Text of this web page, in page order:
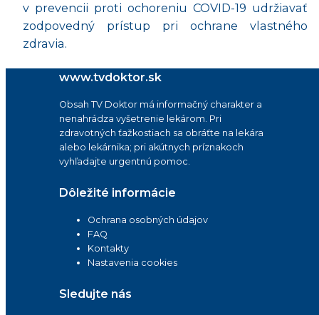
v prevencii proti ochoreniu COVID-19 udržiavať
zodpovedný prístup pri ochrane vlastného
zdravia.
www.tvdoktor.sk
Obsah TV Doktor má informačný charakter a
nenahrádza vyšetrenie lekárom. Pri
zdravotných ťažkostiach sa obráťte na lekára
alebo lekárnika; pri akútnych príznakoch
vyhľadajte urgentnú pomoc.
Dôležité informácie
Ochrana osobných údajov
FAQ
Kontakty
Nastavenia cookies
Sledujte nás